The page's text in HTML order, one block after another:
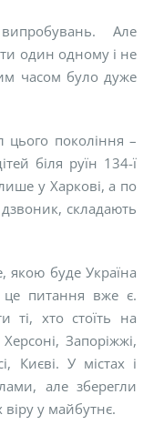
Але
один одному і не
часом було дуже
цього покоління –
біля руїн 134-ї
у Харкові, а по
складають
якою буде Україна
це питання вже є.
ті, хто стоїть на
Запоріжжі,
Києві. У містах і
але зберегли
віру у майбутнє.